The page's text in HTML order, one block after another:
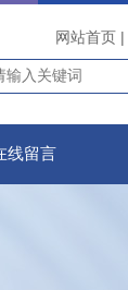
网站首页 |
线留言